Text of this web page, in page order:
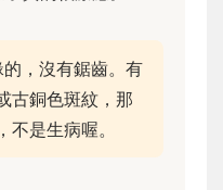
，沒有鋸齒。有
古銅色斑紋，那
是生病喔。